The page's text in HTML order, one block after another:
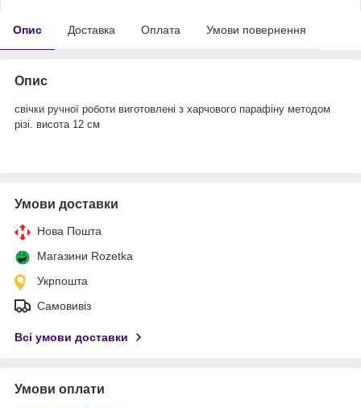
Опис Доставка Оплата Умови повернення
Опис
свічки ручної роботи виготовлені з харчового парафіну методом
різі. висота 12 см
Умови доставки
Нова Пошта
Магазини Rozetka
Укрпошта
Самовивіз
Всі умови доставки
Умови оплати